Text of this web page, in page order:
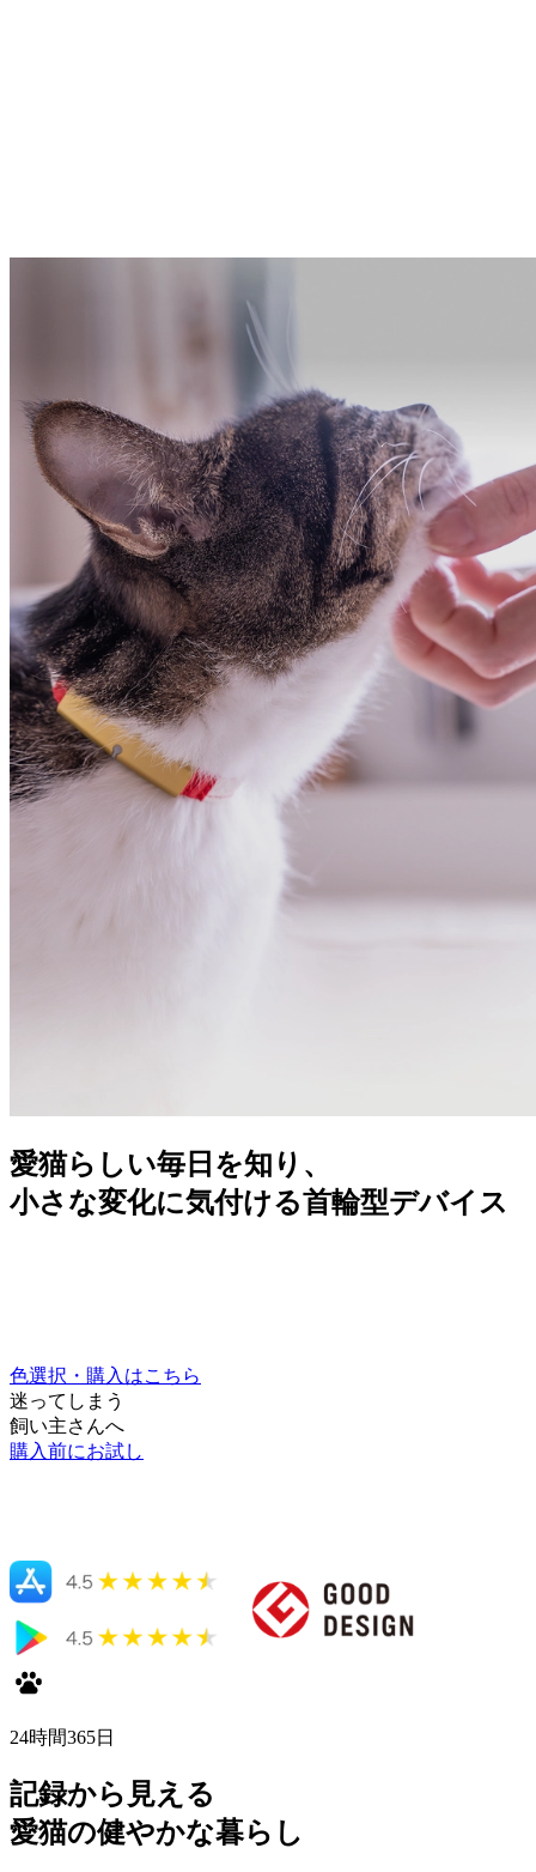
愛猫らしい毎日を知り、
小さな変化に気付ける首輪型デバイス
色選択・購入はこちら
迷ってしまう
飼い主さんへ
購入前にお試し
24時間365日
記録から見える
愛猫の健やかな暮らし